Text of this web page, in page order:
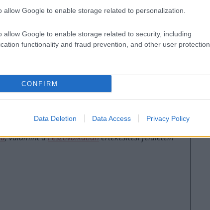
allow Google to enable storage related to personalization.
allow Google to enable storage related to security, including
functionality and fraud prevention, and other user protection.
CONFIRM
Data Deletion Data Access Privacy Policy
Tünde
az Alba Regia Táncegyüttes és a Nógrád
, valamint aFesztiválkatlanértékesítési felületein